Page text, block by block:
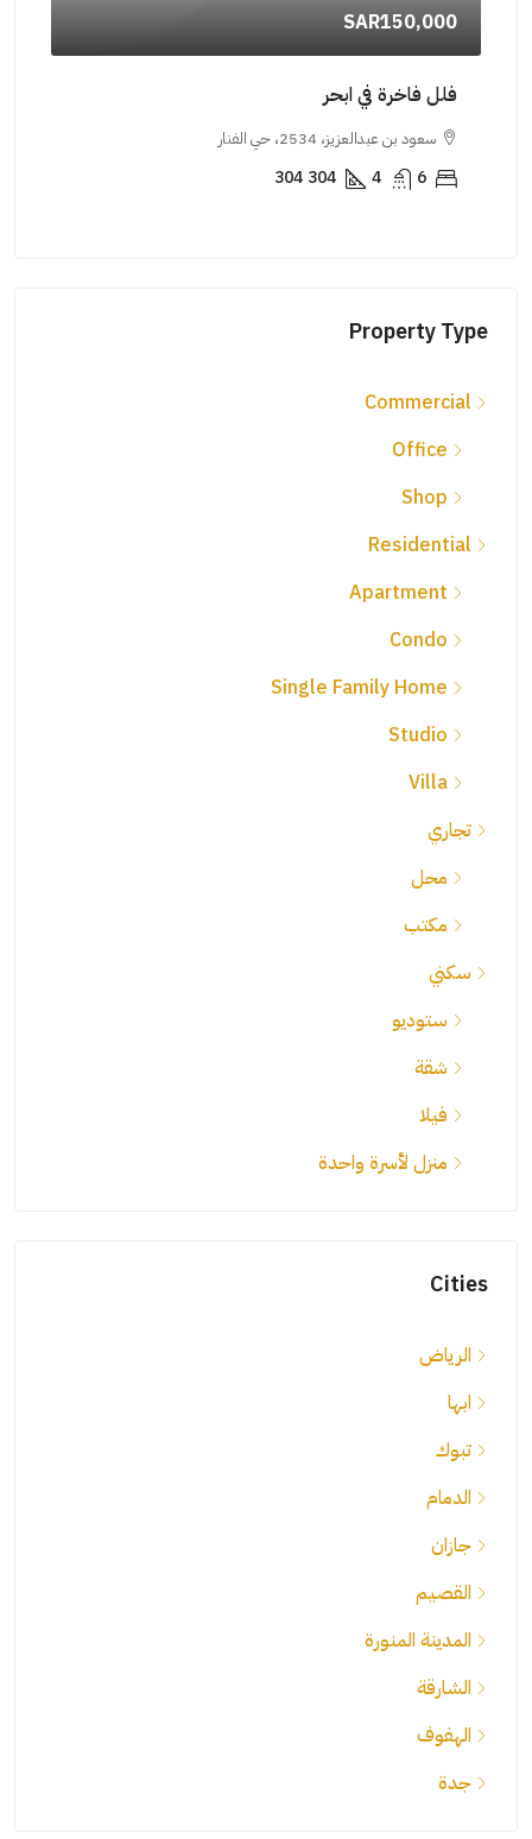
SAR150,000
فلل فاخرة في ابحر
سعود بن عبدالعزيز، 2534، حي الفنار
4
304
304
Property Type
Commercial
Office
Shop
Residential
Apartment
Condo
Single Family Home
Studio
Villa
تجاري
محل
مكتب
سكني
ستوديو
شقة
فيلا
منزل لأسرة واحدة
Cities
الرياض
ابها
تبوك
الدمام
جازان
القصيم
المدينة المنورة
الشارقة
الهفوف
جدة